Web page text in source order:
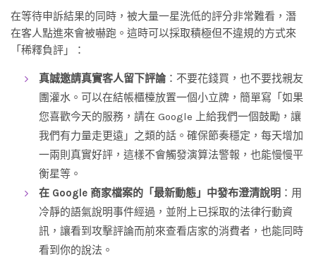
在等待申訴結果的同時，被大量一星洗低的評分非常難看，潛
在客人點進來會被嚇跑。這時可以採取積極但不違規的方式來
「稀釋負評」：
真誠邀請真實客人留下評論：不要花錢買，也不要找親友
團灌水。可以在結帳櫃檯放置一個小立牌，簡單寫「如果
您喜歡今天的服務，請在 Google 上給我們一個鼓勵，讓
我們有力量走更遠」之類的話。確保節奏穩定，每天增加
一兩則真實好評，這樣不會觸發演算法警報，也能慢慢平
衡星等。
在 Google 商家檔案的「最新動態」中發布澄清說明 ：用
冷靜的語氣說明事件經過，並附上已採取的法律行動資
訊，讓看到攻擊評論而前來查看店家的消費者，也能同時
看到你的說法。